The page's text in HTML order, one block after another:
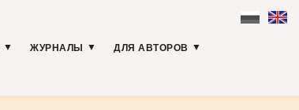
ЖУРНАЛЫ ДЛЯ АВТОРОВ